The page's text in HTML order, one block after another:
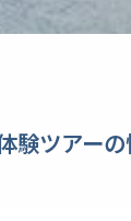
験ツアー